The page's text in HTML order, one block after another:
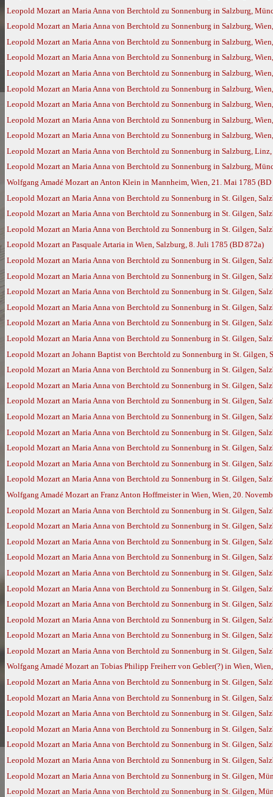
Leopold Mozart an Maria Anna von Berchtold zu Sonnenburg in Salzburg,
Leopold Mozart an Maria Anna von Berchtold zu Sonnenburg in Salzburg,
Leopold Mozart an Maria Anna von Berchtold zu Sonnenburg in Salzburg,
Leopold Mozart an Maria Anna von Berchtold zu Sonnenburg in Salzburg,
Leopold Mozart an Maria Anna von Berchtold zu Sonnenburg in Salzburg,
Leopold Mozart an Maria Anna von Berchtold zu Sonnenburg in Salzburg,
Leopold Mozart an Maria Anna von Berchtold zu Sonnenburg in Salzburg,
Leopold Mozart an Maria Anna von Berchtold zu Sonnenburg in Salzburg,
Leopold Mozart an Maria Anna von Berchtold zu Sonnenburg in Salzburg,
Leopold Mozart an Maria Anna von Berchtold zu Sonnenburg in Salzburg,
Leopold Mozart an Maria Anna von Berchtold zu Sonnenburg in Salzburg,
Wolfgang Amadé Mozart an Anton Klein in Mannheim, Wien, 21. Mai 1785 (BD
Leopold Mozart an Maria Anna von Berchtold zu Sonnenburg in St. Gilgen,
Leopold Mozart an Maria Anna von Berchtold zu Sonnenburg in St. Gilgen,
Leopold Mozart an Maria Anna von Berchtold zu Sonnenburg in St. Gilgen,
Leopold Mozart an Pasquale Artaria in Wien, Salzburg, 8. Juli 1785 (BD 872a)
Leopold Mozart an Maria Anna von Berchtold zu Sonnenburg in St. Gilgen,
Leopold Mozart an Maria Anna von Berchtold zu Sonnenburg in St. Gilgen,
Leopold Mozart an Maria Anna von Berchtold zu Sonnenburg in St. Gilgen,
Leopold Mozart an Maria Anna von Berchtold zu Sonnenburg in St. Gilgen,
Leopold Mozart an Maria Anna von Berchtold zu Sonnenburg in St. Gilgen,
Leopold Mozart an Maria Anna von Berchtold zu Sonnenburg in St. Gilgen,
Leopold Mozart an Johann Baptist von Berchtold zu Sonnenburg in St. Gilgen,
Leopold Mozart an Maria Anna von Berchtold zu Sonnenburg in St. Gilgen,
Leopold Mozart an Maria Anna von Berchtold zu Sonnenburg in St. Gilgen,
Leopold Mozart an Maria Anna von Berchtold zu Sonnenburg in St. Gilgen,
Leopold Mozart an Maria Anna von Berchtold zu Sonnenburg in St. Gilgen,
Leopold Mozart an Maria Anna von Berchtold zu Sonnenburg in St. Gilgen,
Leopold Mozart an Maria Anna von Berchtold zu Sonnenburg in St. Gilgen,
Leopold Mozart an Maria Anna von Berchtold zu Sonnenburg in St. Gilgen,
Leopold Mozart an Maria Anna von Berchtold zu Sonnenburg in St. Gilgen,
Wolfgang Amadé Mozart an Franz Anton Hoffmeister in Wien, Wien, 20.
Leopold Mozart an Maria Anna von Berchtold zu Sonnenburg in St. Gilgen,
Leopold Mozart an Maria Anna von Berchtold zu Sonnenburg in St. Gilgen,
Leopold Mozart an Maria Anna von Berchtold zu Sonnenburg in St. Gilgen,
Leopold Mozart an Maria Anna von Berchtold zu Sonnenburg in St. Gilgen,
Leopold Mozart an Maria Anna von Berchtold zu Sonnenburg in St. Gilgen,
Leopold Mozart an Maria Anna von Berchtold zu Sonnenburg in St. Gilgen,
Leopold Mozart an Maria Anna von Berchtold zu Sonnenburg in St. Gilgen,
Leopold Mozart an Maria Anna von Berchtold zu Sonnenburg in St. Gilgen,
Leopold Mozart an Maria Anna von Berchtold zu Sonnenburg in St. Gilgen,
Leopold Mozart an Maria Anna von Berchtold zu Sonnenburg in St. Gilgen,
Wolfgang Amadé Mozart an Tobias Philipp Freiherr von Gebler(?) in Wien,
Leopold Mozart an Maria Anna von Berchtold zu Sonnenburg in St. Gilgen,
Leopold Mozart an Maria Anna von Berchtold zu Sonnenburg in St. Gilgen,
Leopold Mozart an Maria Anna von Berchtold zu Sonnenburg in St. Gilgen,
Leopold Mozart an Maria Anna von Berchtold zu Sonnenburg in St. Gilgen,
Leopold Mozart an Maria Anna von Berchtold zu Sonnenburg in St. Gilgen,
Leopold Mozart an Maria Anna von Berchtold zu Sonnenburg in St. Gilgen,
Leopold Mozart an Maria Anna von Berchtold zu Sonnenburg in St. Gilgen,
Leopold Mozart an Maria Anna von Berchtold zu Sonnenburg in St. Gilgen,